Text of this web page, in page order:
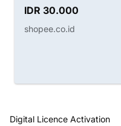
IDR 30.000
shopee.co.id
Digital Licence Activation